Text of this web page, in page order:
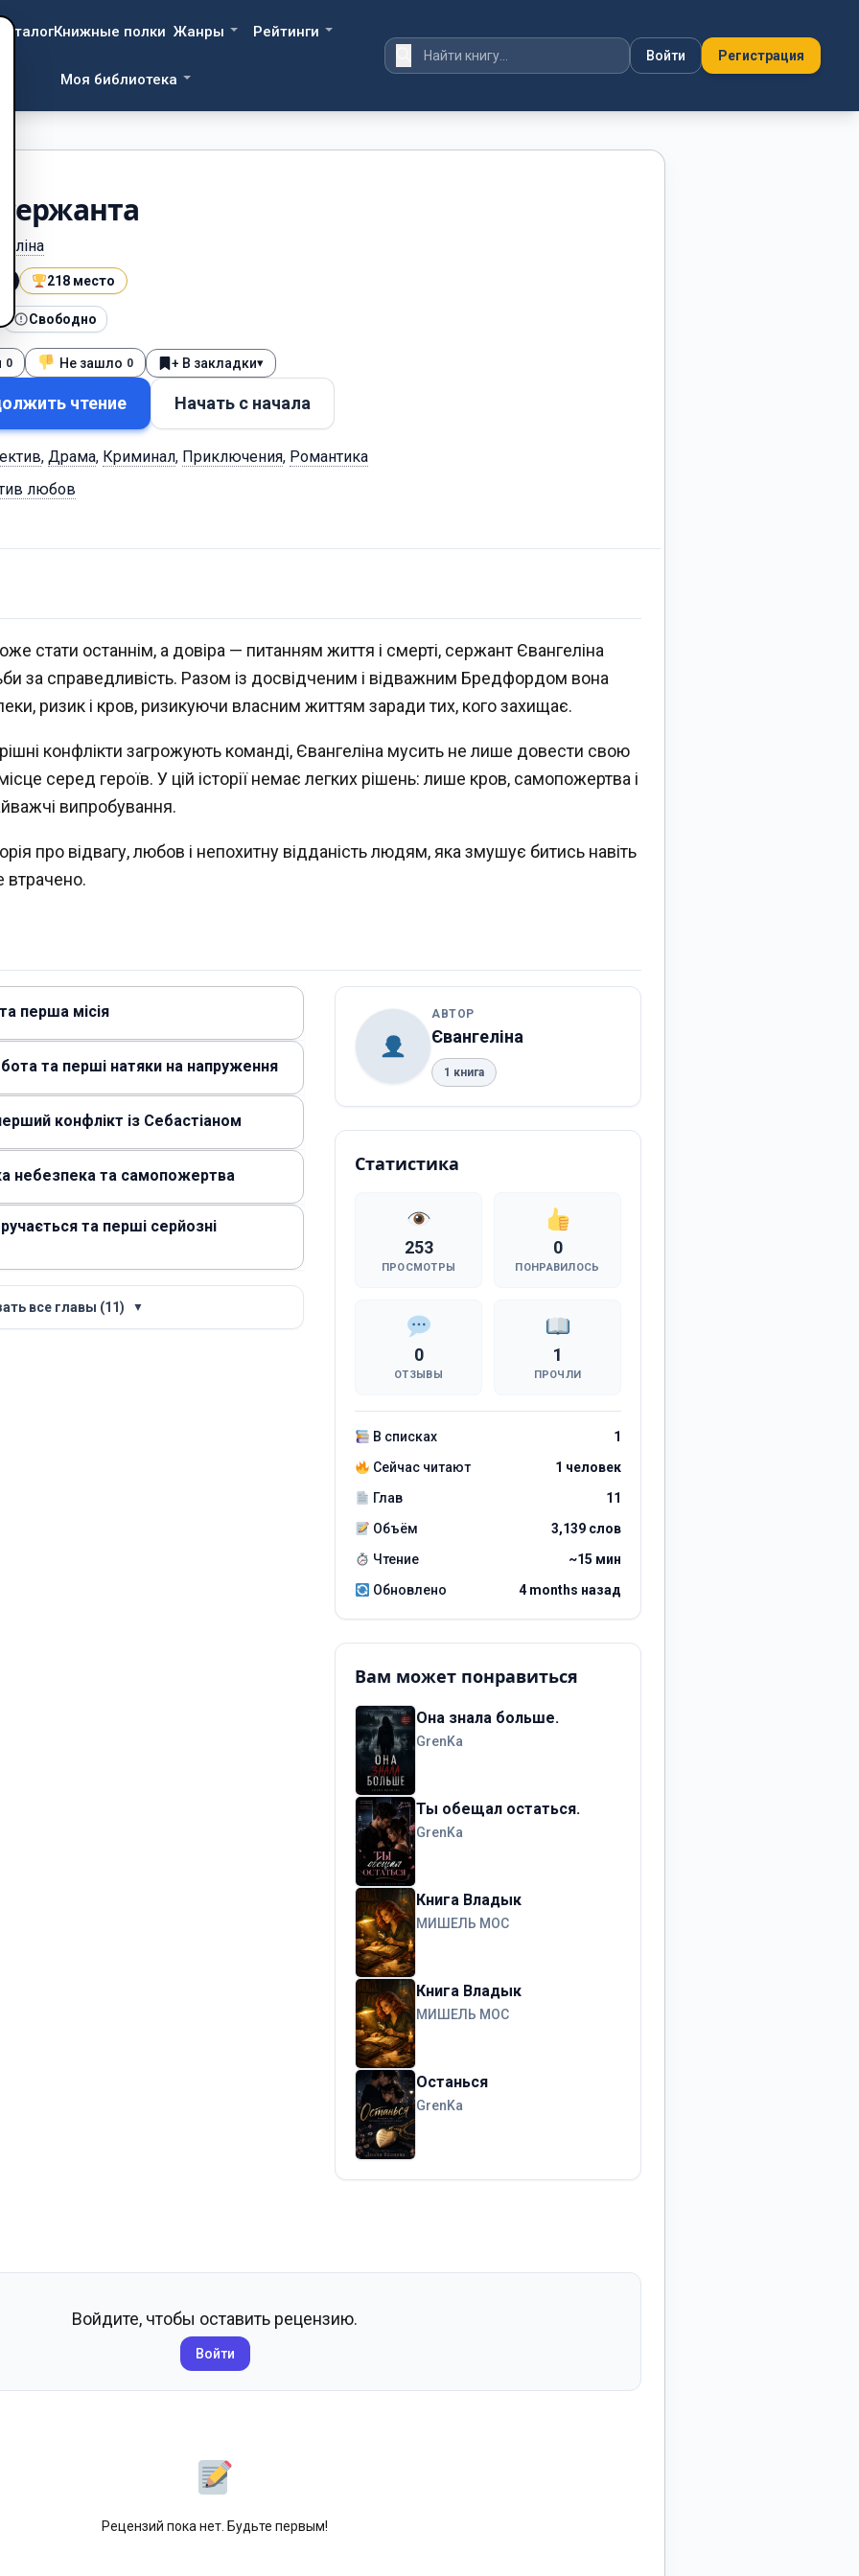
КаталогКнижные полки Жанры Рейтинги
Моя библиотека
Войти Регистрация
сержанта
218 место
Свободно
0 Не зашло 0 + В закладки▾
чтение Начать с начала
, Драма, Криминал, Приключения, Романтика
любов
стати останнім, а довіра — питанням життя і смерті, сержант Євангеліна
за справедливість. Разом із досвідченим і відважним Бредфордом вона
ризик і кров, ризикуючи власним життям заради тих, кого захищає.
конфлікти загрожують команді, Євангеліна мусить не лише довести свою
серед героїв. У цій історії немає легких рішень: лише кров, самопожертва і
випробування.
про відвагу, любов і непохитну відданість людям, яка змушує битись навіть
втрачено.
перша місія
та перші натяки на напруження
конфлікт із Себастіаном
небезпека та самопожертва
та перші серйозні
все главы (11) ▼
АВТОР
Євангеліна
1 книга
Статистика
253
ПРОСМОТРЫ
0
ПОНРАВИЛОСЬ
0
ОТЗЫВЫ
1
ПРОЧЛИ
В списках
1
Сейчас читают
1 человек
Глав
11
Объём
3,139 слов
Чтение
~15 мин
Обновлено
4 months назад
Вам может понравиться
Она знала больше.
GrenKa
Ты обещал остаться.
GrenKa
Книга Владык
МИШЕЛЬ МОС
Книга Владык
МИШЕЛЬ МОС
Останься
GrenKa
Войдите, чтобы оставить рецензию.
Войти
Рецензий пока нет. Будьте первым!